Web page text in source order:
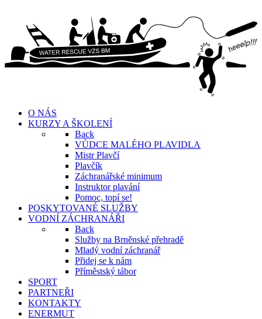
O NÁS
KURZY A ŠKOLENÍ
Back
VŮDCE MALÉHO PLAVIDLA
Mistr Plavčí
Plavčík
Záchranářské minimum
Instruktor plavání
Pomoc, topí se!
POSKYTOVANÉ SLUŽBY
VODNÍ ZÁCHRANÁŘI
Back
Služby na Brněnské přehradě
Mladý vodní záchranář
Přidej se k nám
Příměstský tábor
SPORT
PARTNEŘI
KONTAKTY
ENERMUT